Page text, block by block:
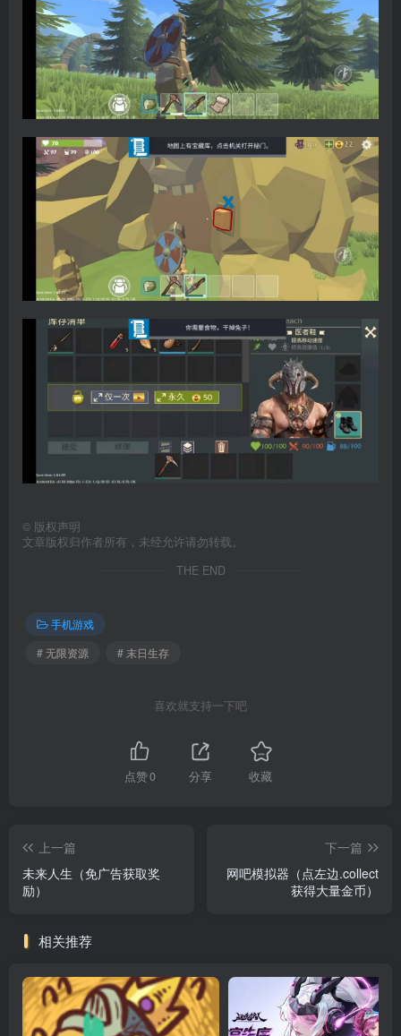
© 版权声明
文章版权归作者所有，未经允许请勿转载。
THE END
手机游戏
# 无限资源
# 末日生存
喜欢就支持一下吧
点赞0 分享 收藏
上一篇
未来人生（免广告获取奖
励）
下一篇
网吧模拟器（点左边.collect
获得大量金币）
相关推荐